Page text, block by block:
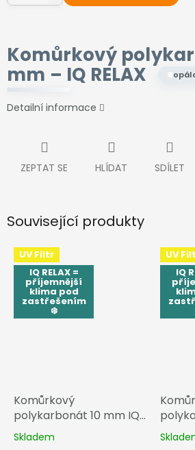
Komůrkový
mm – IQ RELAX
Detailní informace
ZEPTAT SE HLÍDAT SDÍLET
Související produkty
UV Filtr
IQ RELAX =
příjemnější
klima pod
zastřešením
❄️
Komůrkový
polykarbonát 10 mm IQ
RELAX
Skladem
UV
IQ
RELAX